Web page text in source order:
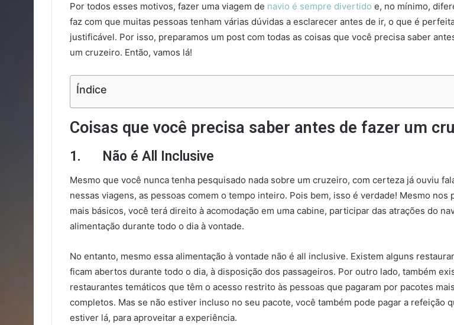
Por todos esses motivos, fazer uma viagem de navio é sempre divertido e, no mínimo,
faz com que muitas pessoas tenham várias dúvidas a esclarecer antes de ir, o que é
justificável. Por isso, preparamos um post com todas as coisas que você precisa saber
um cruzeiro. Então, vamos lá!
Índice
Coisas que você precisa saber antes de fazer um
1. Não é All Inclusive
Mesmo que você nunca tenha pesquisado nada sobre um cruzeiro, com certeza já ouviu
nessas viagens, as pessoas comem o tempo inteiro. Pois bem, isso é verdade! Mesmo nos
mais básicos, você terá direito à acomodação em uma cabine, participar das atrações do
alimentação durante todo o dia à vontade.
No entanto, mesmo essa alimentação à vontade não é all inclusive. Existem alguns
ficam abertos durante todo o dia, à disposição dos passageiros. Por outro lado, também
restaurantes temáticos que têm o acesso restrito às pessoas que pagaram por pacotes mais
completos. Mas se não estiver incluso no seu pacote, você também pode pagar a refeição
estiver lá, para aproveitar a experiência.